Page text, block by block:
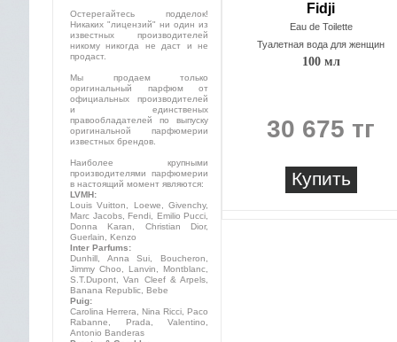
Fidji
Eau de Toilette
Туалетная вода для женщин
100 мл
30 675 тг
Купить
Остерегайтесь подделок!
Никаких "лицензий" ни один из
известных производителей
никому никогда не даст и не
продаст.
Мы продаем только
оригинальный парфюм от
официальных производителей
и единственых
правообладателей по выпуску
оригинальной парфюмерии
известных брендов.
Наиболее крупными
производителями парфюмерии
в настоящий момент являются:
LVMH:
Louis Vuitton, Loewe, Givenchy,
Marc Jacobs, Fendi, Emilio Pucci,
Donna Karan, Christian Dior,
Guerlain, Kenzo
Inter Parfums:
Dunhill, Anna Sui, Boucheron,
Jimmy Choo, Lanvin, Montblanc,
S.T.Dupont, Van Cleef & Arpels,
Banana Republic, Bebe
Puig:
Carolina Herrera, Nina Ricci, Paco
Rabanne, Prada, Valentino,
Antonio Banderas